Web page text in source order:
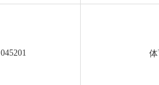
045201